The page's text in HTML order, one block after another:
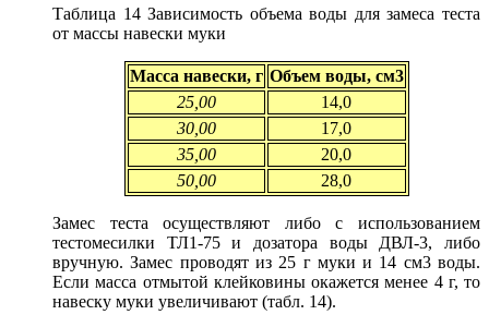
Таблица 14 Зависимость объема воды для замеса теста
от массы навески муки
Масса навески, г Объем воды, см3
25,00
14,0
30,00
17,0
35,00
20,0
50,00
28,0
Замес теста осуществляют либо с использованием
тестомесилки ТЛ1-75 и дозатора воды ДВЛ-3, либо
вручную. Замес проводят из 25 г муки и 14 см3 воды.
Если масса отмытой клейковины окажется менее 4 г, то
навеску муки увеличивают (табл. 14).